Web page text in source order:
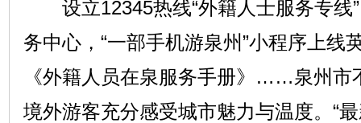
设立12345热线“外籍人士服务专线”
务中心，“一部手机游泉州”小程序上线
《外籍人员在泉服务手册》……泉州市
境外游客充分感受城市魅力与温度。“